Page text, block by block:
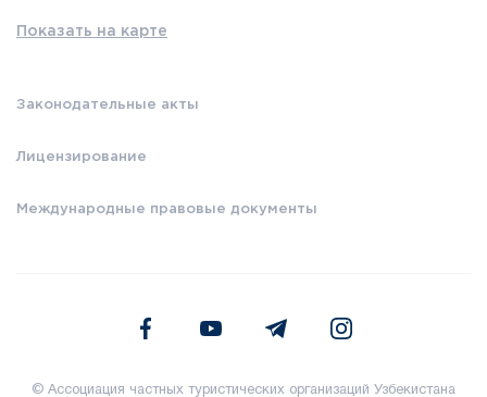
Показать на карте
Законодательные акты
Лицензирование
Международные правовые документы
© Ассоциация частных туристических организаций Узбекистана